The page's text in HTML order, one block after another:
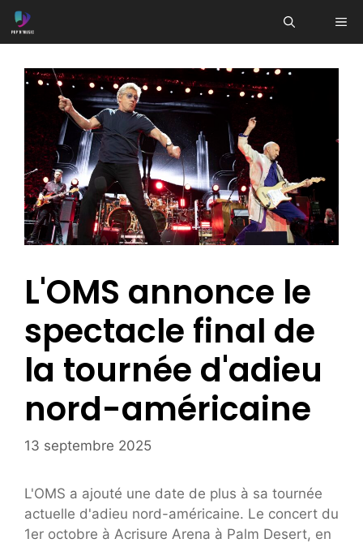
Aller
au
L'OMS annonce le
spectacle final de
la tournée d'adieu
nord-américaine
13 septembre 2025
L'OMS a ajouté une date de plus à sa tournée
actuelle d'adieu nord-américaine. Le concert du
1er octobre à Acrisure Arena à Palm Desert, en